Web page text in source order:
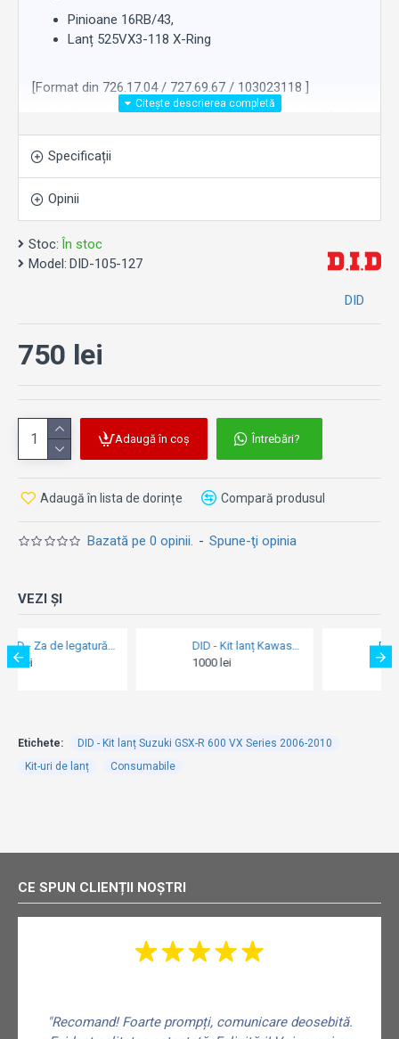
Pinioane 16RB/43,
Lanț 525VX3-118 X-Ring
[Format din 726.17.04 / 727.69.67 / 103023118 ]
Lanțurile moto D.I.D sunt realizate de tehnicieni calificați,
cu un singur obiectiv: Perfecțiunea. Astfel încât să poată
oferi performanțe remarcabile. De-a lungul timpului,
importanța acordată calității a făcut din D.I.D furnizorul
de piese originale numărul 1 în lume pentru producătorii
Notă: Imaginea este cu titlu de prezentare.
Specificații
Opinii
Stoc: În stoc
Model: DID-105-127
DID
Bazată pe 0 opinii. - Spune-ţi opinia
750 lei
Adaugă în coș Întrebări?
Adaugă în lista de dorințe Compară produsul
VEZI ȘI
Etichete:
DID - Kit lanț Suzuki GSX-R 600 VX Series 2006-2010
Kit-uri de lanț
Consumabile
CE SPUN CLIENȚII NOȘTRI
"Recomand! Foarte prompți, comunicare deosebită.